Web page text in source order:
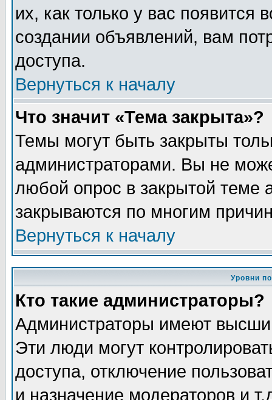
их, как только у вас появится
создании объявлений, вам
доступа.
Вернуться к началу
Что значит «Тема закрыта»?
Темы могут быть закрыты
администраторами. Вы не
любой опрос в закрытой теме
закрываются по многим
Вернуться к началу
Уровни
Кто такие администраторы?
Администраторы имеют
Эти люди могут
доступа, отключение
и назначение модераторов и